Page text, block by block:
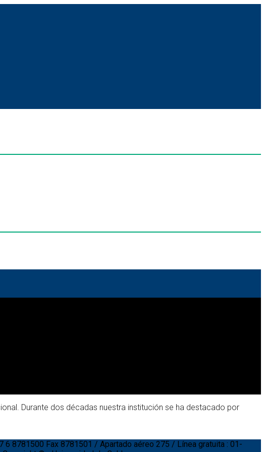
Durante dos décadas nuestra institución se ha destacado por
8781500 Fax 8781501 / Apartado aéreo 275 / Línea gratuita : 01-